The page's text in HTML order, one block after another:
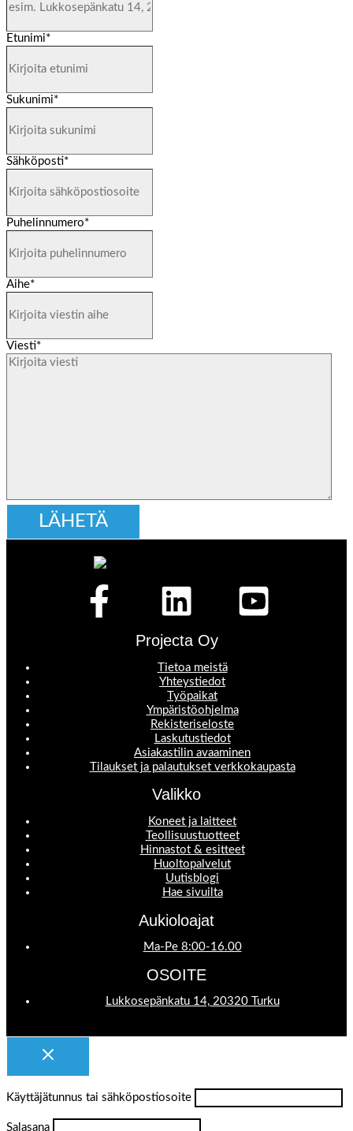
Etunimi*
Sukunimi*
Sähköposti*
Puhelinnumero*
Aihe*
Viesti*
Projecta Oy
Tietoa meistä
Yhteystiedot
Työpaikat
Ympäristöohjelma
Rekisteriseloste
Laskutustiedot
Asiakastilin avaaminen
Tilaukset ja palautukset verkkokaupasta
Valikko
Koneet ja laitteet
Teollisuustuotteet
Hinnastot & esitteet
Huoltopalvelut
Uutisblogi
Hae sivuilta
Aukioloajat
Ma-Pe 8:00-16.00
OSOITE
Lukkosepänkatu 14, 20320 Turku
Käyttäjätunnus tai sähköpostiosoite
Salasana